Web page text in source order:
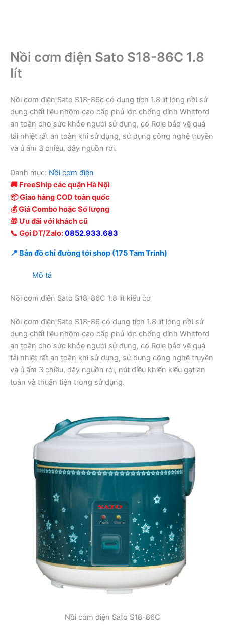
Nồi cơm điện Sato S18-86C 1.8
lít
Nồi cơm điện Sato S18-86c có dung tích 1.8 lít lòng nồi sử
dụng chất liệu nhôm cao cấp phủ lớp chống dính Whitford
an toàn cho sức khỏe người sử dụng, có Rơle bảo vệ quá
tải nhiệt rất an toàn khi sử dụng, sử dụng công nghệ truyền
và ủ ấm 3 chiều, dây nguồn rời.
Danh mục: Nồi cơm điện
🚚 FreeShip các quận Hà Nội
📦 Giao hàng COD toàn quốc
💰 Giá Combo hoặc Số lượng
🎁 Ưu đãi với khách cũ
📞 Gọi ĐT/Zalo:0852.933.683
📍 Bản đồ chỉ đường tới shop (175 Tam Trinh)
Mô tả
Nồi cơm điện Sato S18-86C 1.8 lít kiểu cơ
Nồi cơm điện Sato S18-86 có dung tích 1.8 lít lòng nồi sử
dụng chất liệu nhôm cao cấp phủ lớp chống dính Whitford
an toàn cho sức khỏe người sử dụng, có Rơle bảo vệ quá
tải nhiệt rất an toàn khi sử dụng, sử dụng công nghệ truyền
và ủ ấm 3 chiều, dây nguồn rời, nút điều khiển kiểu gạt an
toàn và thuận tiện trong sử dụng.
Nồi cơm điện Sato S18-86C